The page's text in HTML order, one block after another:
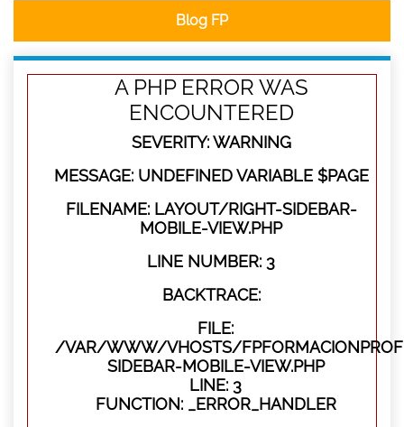
Blog FP
A PHP ERROR WAS
ENCOUNTERED
SEVERITY: WARNING
MESSAGE: UNDEFINED VARIABLE $PAGE
FILENAME: LAYOUT/RIGHT-SIDEBAR-
MOBILE-VIEW.PHP
LINE NUMBER: 3
BACKTRACE:
FILE:
/VAR/WWW/VHOSTS/
SIDEBAR-MOBILE-VIEW.PHP
LINE: 3
FUNCTION: _ERROR_HANDLER